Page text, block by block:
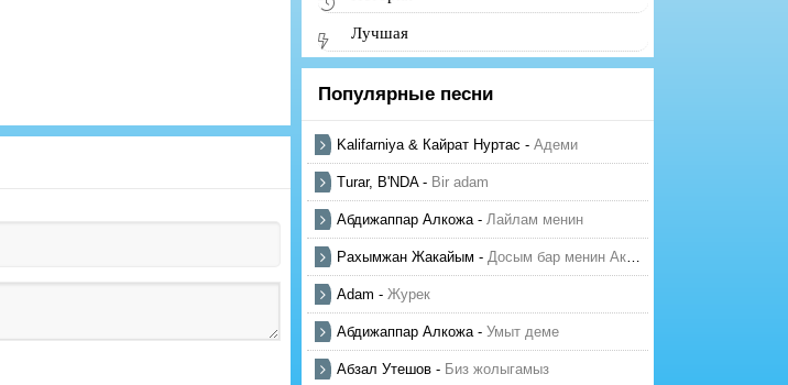
Лучшая
Популярные песни
Kalifarniya & Кайрат Нуртас - Адеми
Turar, B'NDA- Bir adam
Абдижаппар Алкожа- Лайлам менин
Рахымжан Жакайым - Досым бар менин Актауда
Adam - Журек
Абдижаппар Алкожа- Умыт деме
Абзал Утешов - Биз жолыгамыз